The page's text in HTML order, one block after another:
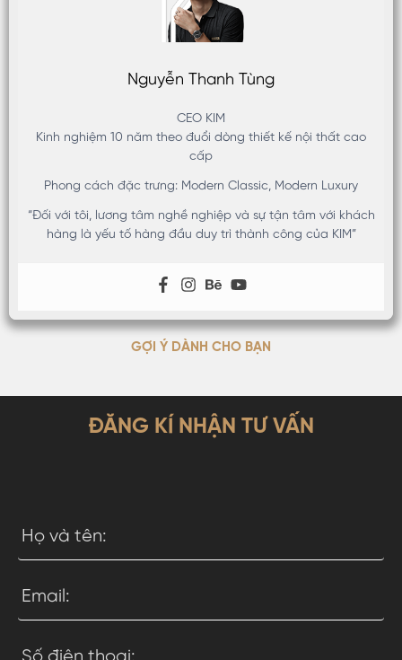
với…
Nguyễn Thanh Tùng
CEO KIM
Kinh nghiệm 10 năm theo đuổi dòng thiết kế nội thất cao
cấp
Phong cách đặc trưng: Modern Classic, Modern Luxury
“Đối với tôi, lương tâm nghề nghiệp và sự tận tâm với khách
hàng là yếu tố hàng đầu duy trì thành công của KIM”
GỢI Ý DÀNH CHO BẠN
ĐĂNG KÍ NHẬN TƯ VẤN